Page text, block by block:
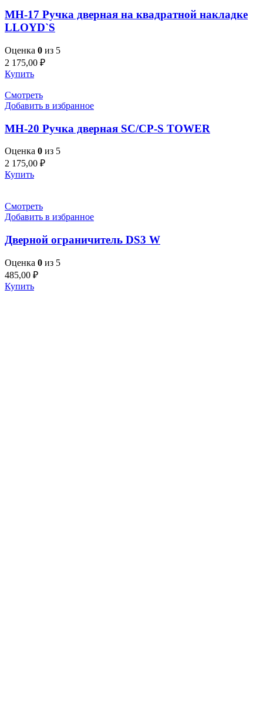
MH-17 Ручка дверная на квадратной накладке
LLOYD`S
Оценка 0 из 5
2 175,00 ₽
Купить
Смотреть
Добавить в избранное
MH-20 Ручка дверная SC/CP-S TOWER
Оценка 0 из 5
2 175,00 ₽
Купить
Смотреть
Добавить в избранное
Дверной ограничитель DS3 W
Оценка 0 из 5
485,00 ₽
Купить